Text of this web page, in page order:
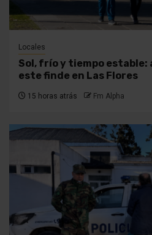
Locales
Sol, frío y tiempo estable:
este finde en Las Flores
15 horas atrás Fm Alpha